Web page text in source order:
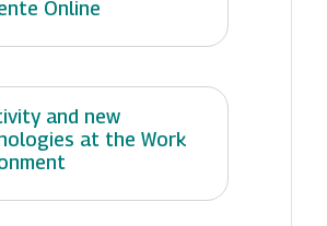
Online
and new
at the Work